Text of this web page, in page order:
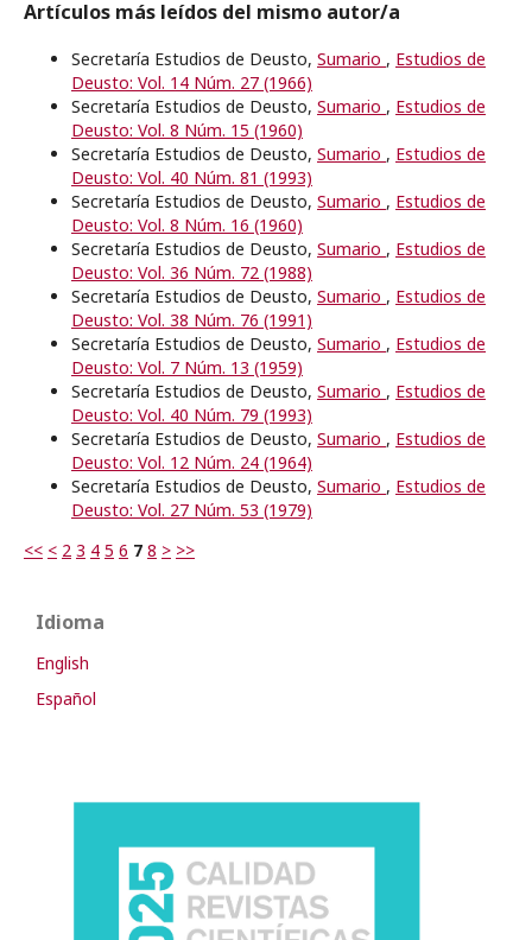
Artículos más leídos del mismo autor/a
Secretaría Estudios de Deusto, Sumario , Estudios de
Deusto: Vol. 14 Núm. 27 (1966)
Secretaría Estudios de Deusto, Sumario , Estudios de
Deusto: Vol. 8 Núm. 15 (1960)
Secretaría Estudios de Deusto, Sumario , Estudios de
Deusto: Vol. 40 Núm. 81 (1993)
Secretaría Estudios de Deusto, Sumario , Estudios de
Deusto: Vol. 8 Núm. 16 (1960)
Secretaría Estudios de Deusto, Sumario , Estudios de
Deusto: Vol. 36 Núm. 72 (1988)
Secretaría Estudios de Deusto, Sumario , Estudios de
Deusto: Vol. 38 Núm. 76 (1991)
Secretaría Estudios de Deusto, Sumario , Estudios de
Deusto: Vol. 7 Núm. 13 (1959)
Secretaría Estudios de Deusto, Sumario , Estudios de
Deusto: Vol. 40 Núm. 79 (1993)
Secretaría Estudios de Deusto, Sumario , Estudios de
Deusto: Vol. 12 Núm. 24 (1964)
Secretaría Estudios de Deusto, Sumario , Estudios de
Deusto: Vol. 27 Núm. 53 (1979)
<< < 2 3 4 5 6 7 8 > >>
Idioma
English
Español